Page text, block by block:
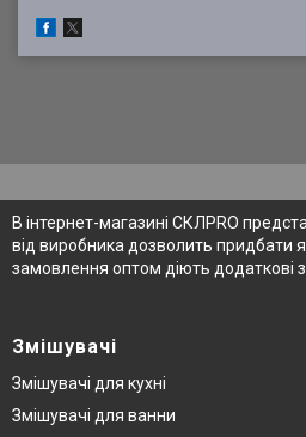
В інтернет-магазині СКЛPRO
від виробника дозволить придбати
замовлення оптом діють додаткові
Змішувачі
Змішувачі для кухні
Змішувачі для ванни